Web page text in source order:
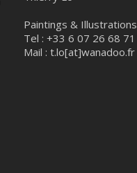
Paintings & Illustrations
Tel : +33 6 07 26 68 71
Mail :t.lo[at]wanadoo.fr